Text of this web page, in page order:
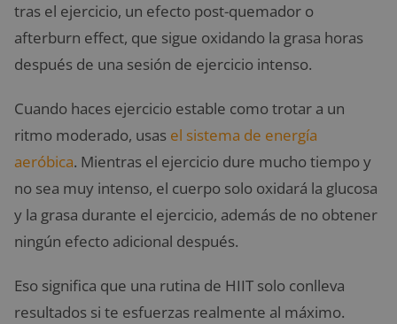
tras el ejercicio, un efecto post-quemador o
afterburn effect, que sigue oxidando la grasa horas
después de una sesión de ejercicio intenso.
Cuando haces ejercicio estable como trotar a un
ritmo moderado, usas el sistema de energía
aeróbica. Mientras el ejercicio dure mucho tiempo y
no sea muy intenso, el cuerpo solo oxidará la glucosa
y la grasa durante el ejercicio, además de no obtener
ningún efecto adicional después.
Eso significa que una rutina de HIIT solo conlleva
resultados si te esfuerzas realmente al máximo.